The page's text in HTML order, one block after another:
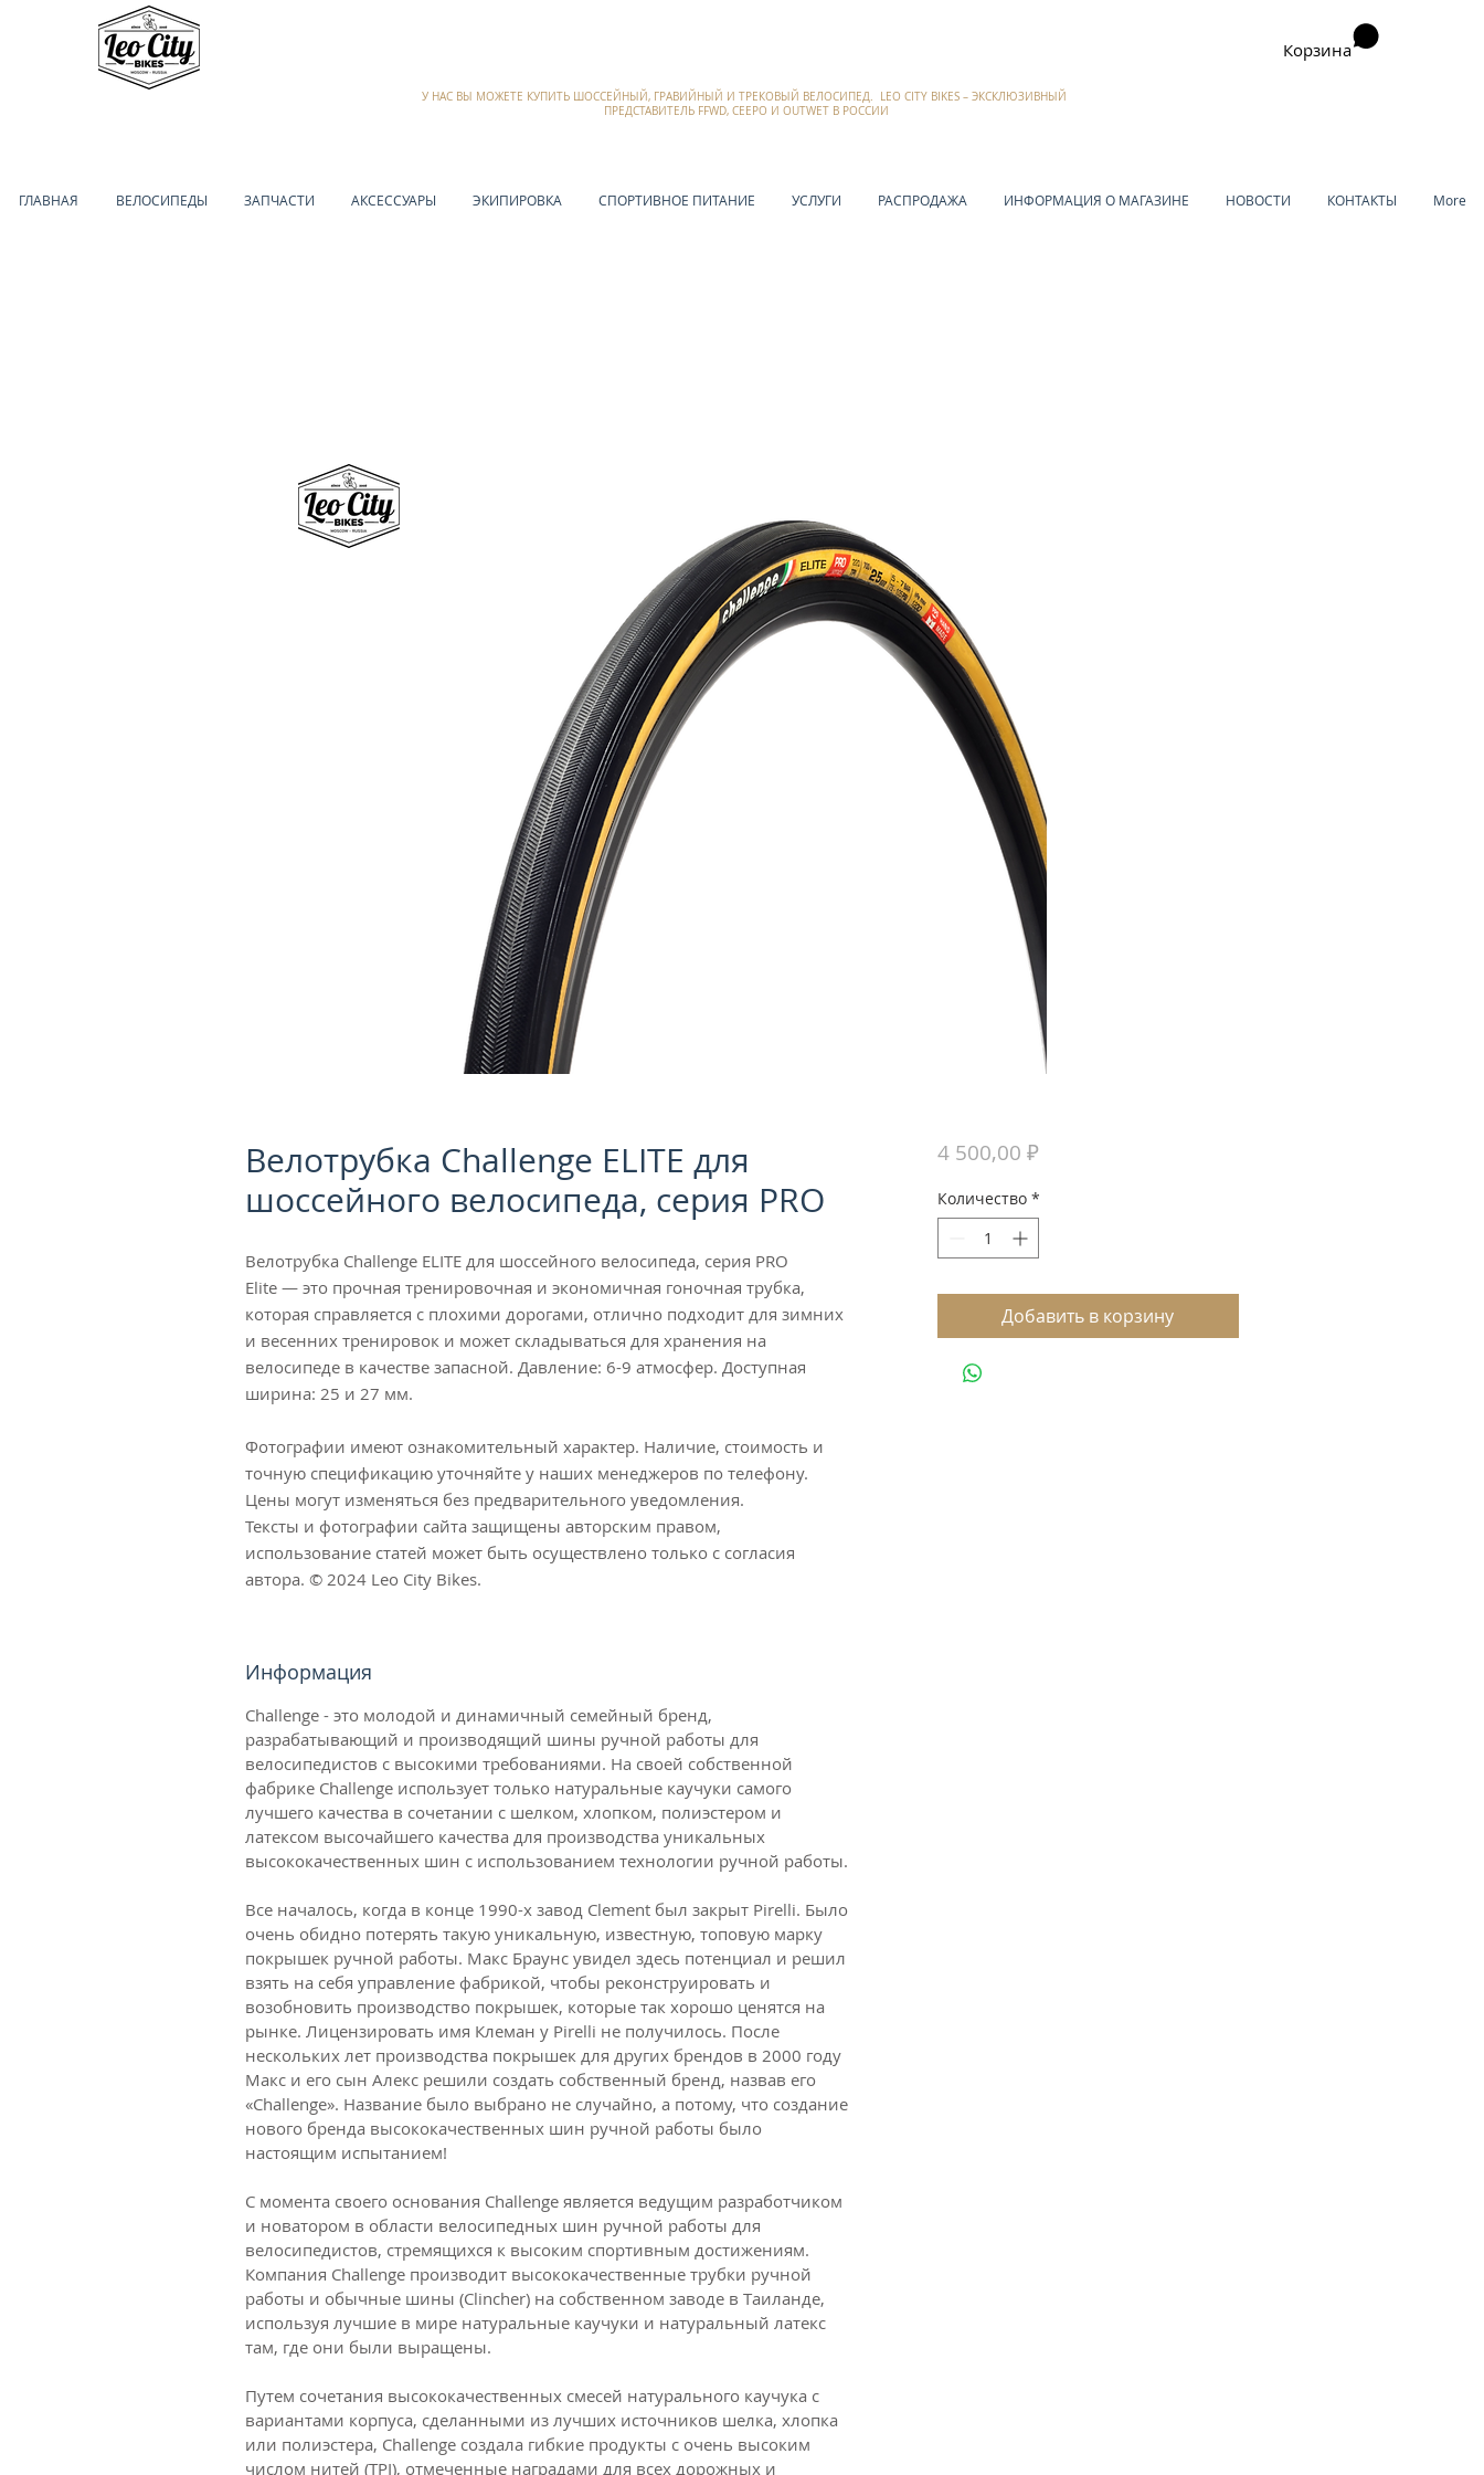
Корзина
У НАС ВЫ МОЖЕТЕ КУПИТЬ ШОССЕЙНЫЙ, ГРАВИЙНЫЙ И ТРЕКОВЫЙ ВЕЛОСИПЕД. LEO CITY BIKES – ЭКСКЛЮЗИВНЫЙ
ПРЕДСТАВИТЕЛЬ FFWD, CEEPO И OUTWET В РОССИИ
ГЛАВНАЯ ВЕЛОСИПЕДЫ ЗАПЧАСТИ АКСЕССУАРЫ ЭКИПИРОВКА СПОРТИВНОЕ ПИТАНИЕ УСЛУГИ РАСПРОДАЖА ИНФОРМАЦИЯ О МАГАЗИНЕ НОВОСТИ КОНТАКТЫ More
Велотрубка Challenge ELITE для
шоссейного велосипеда, серия PRO
Велотрубка Challenge ELITE для шоссейного велосипеда, серия PRO
Elite — это прочная тренировочная и экономичная гоночная трубка,
которая справляется с плохими дорогами, отлично подходит для зимних
и весенних тренировок и может складываться для хранения на
велосипеде в качестве запасной. Давление: 6-9 атмосфер. Доступная
ширина: 25 и 27 мм.
Фотографии имеют ознакомительный характер. Наличие, стоимость и
точную спецификацию уточняйте у наших менеджеров по телефону.
Цены могут изменяться без предварительного уведомления.
Тексты и фотографии сайта защищены авторским правом,
использование статей может быть осуществлено только с согласия
автора. © 2024 Leo City Bikes.
Информация
Challenge - это молодой и динамичный семейный бренд,
разрабатывающий и производящий шины ручной работы для
велосипедистов с высокими требованиями. На своей собственной
фабрике Challenge использует только натуральные каучуки самого
лучшего качества в сочетании с шелком, хлопком, полиэстером и
латексом высочайшего качества для производства уникальных
высококачественных шин с использованием технологии ручной работы.
Все началось, когда в конце 1990-х завод Clement был закрыт Pirelli. Было
очень обидно потерять такую ​​уникальную, известную, топовую марку
покрышек ручной работы. Макс Браунс увидел здесь потенциал и решил
взять на себя управление фабрикой, чтобы реконструировать и
возобновить производство покрышек, которые так хорошо ценятся на
рынке. Лицензировать имя Клеман у Pirelli не получилось. После
нескольких лет производства покрышек для других брендов в 2000 году
Макс и его сын Алекс решили создать собственный бренд, назвав его
«Challenge». Название было выбрано не случайно, а потому, что создание
нового бренда высококачественных шин ручной работы было
настоящим испытанием!
С момента своего основания Challenge является ведущим разработчиком
и новатором в области велосипедных шин ручной работы для
велосипедистов, стремящихся к высоким спортивным достижениям.
Компания Challenge производит высококачественные трубки ручной
работы и обычные шины (Clincher) на собственном заводе в Таиланде,
используя лучшие в мире натуральные каучуки и натуральный латекс
там, где они были выращены.
Путем сочетания высококачественных смесей натурального каучука с
вариантами корпуса, сделанными из лучших источников шелка, хлопка
или полиэстера, Challenge создала гибкие продукты с очень высоким
числом нитей (TPI), отмеченные наградами для всех дорожных и
4 500,00 ₽Цена
Количество *
Добавить в корзину